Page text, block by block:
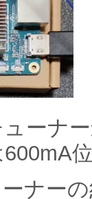
ーナ
ナー